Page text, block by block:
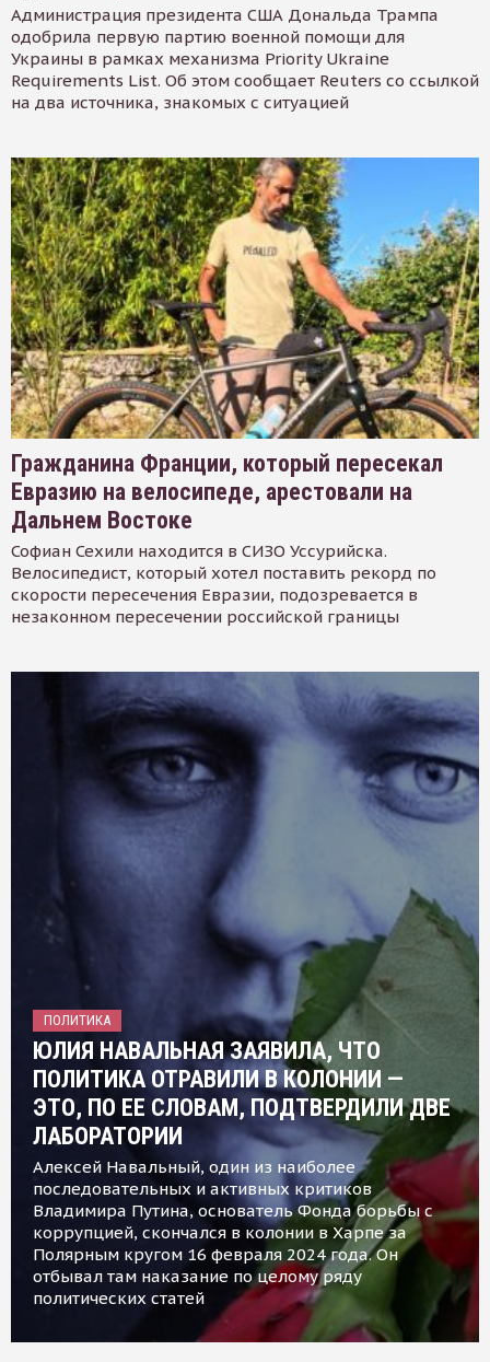
Администрация президента США Дональда Трампа
одобрила первую партию военной помощи для
Украины в рамках механизма Priority Ukraine
Requirements List. Об этом сообщает Reuters со ссылкой
на два источника, знакомых с ситуацией
Гражданина Франции, который пересекал
Евразию на велосипеде, арестовали на
Дальнем Востоке
Софиан Сехили находится в СИЗО Уссурийска.
Велосипедист, который хотел поставить рекорд по
скорости пересечения Евразии, подозревается в
незаконном пересечении российской границы
ПОЛИТИКА
ЮЛИЯ НАВАЛЬНАЯ ЗАЯВИЛА, ЧТО
ПОЛИТИКА ОТРАВИЛИ В КОЛОНИИ —
ЭТО, ПО ЕЕ СЛОВАМ, ПОДТВЕРДИЛИ ДВЕ
ЛАБОРАТОРИИ
Алексей Навальный, один из наиболее
последовательных и активных критиков
Владимира Путина, основатель Фонда борьбы с
коррупцией, скончался в колонии в Харпе за
Полярным кругом 16 февраля 2024 года. Он
отбывал там наказание по целому ряду
политических статей